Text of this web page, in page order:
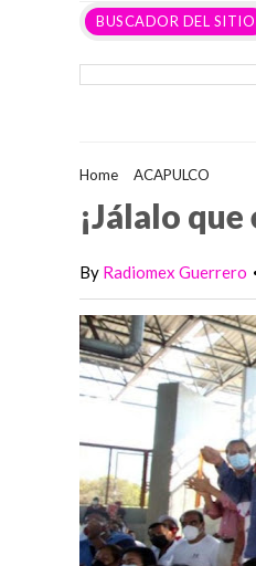
BUSCADOR DEL SITIO
Home ACAPULCO
¡Jálalo
By Radiomex Guerrero